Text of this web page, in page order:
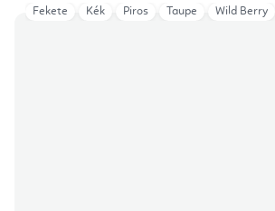
Fekete Kék Piros Taupe Wild Berry